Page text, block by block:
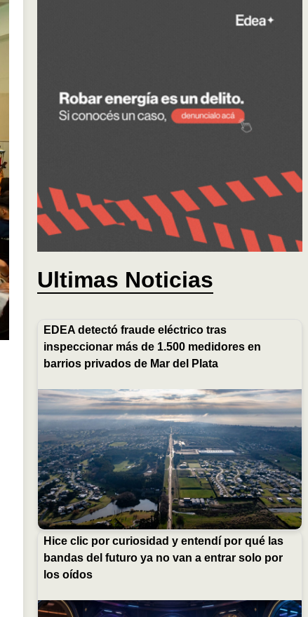
Ultimas Noticias
EDEA detectó fraude eléctrico tras
inspeccionar más de 1.500 medidores en
barrios privados de Mar del Plata
Hice clic por curiosidad y entendí por qué las
bandas del futuro ya no van a entrar solo por
los oídos